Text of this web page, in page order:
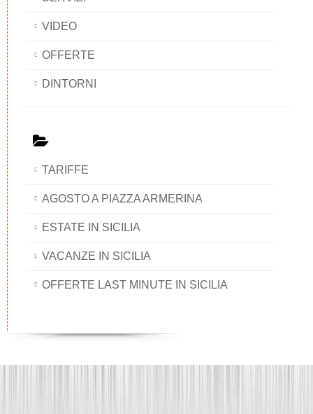
VIDEO
OFFERTE
DINTORNI
TARIFFE
AGOSTO A PIAZZA ARMERINA
ESTATE IN SICILIA
VACANZE IN SICILIA
OFFERTE LAST MINUTE IN SICILIA